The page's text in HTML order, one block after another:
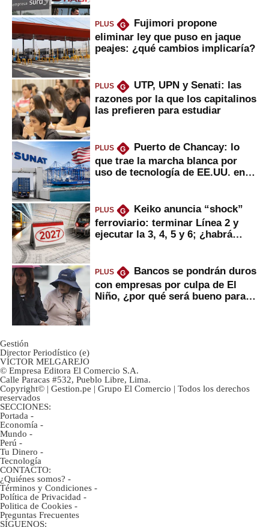
PLUS G
Fujimori propone
eliminar ley que puso en jaque
peajes: ¿qué cambios implicaría?
PLUS G
UTP, UPN y Senati: las
razones por la que los capitalinos
las prefieren para estudiar
PLUS G
Puerto de Chancay: lo
que trae la marcha blanca por
uso de tecnología de EE.UU. en
PLUS G
Keiko anuncia “shock”
ferroviario: terminar Línea 2 y
ejecutar la 3, 4, 5 y 6; ¿habrá
PLUS G
Bancos se pondrán duros
con empresas por culpa de El
Niño, ¿por qué será bueno para
Gestión
Director Periodístico (e)
VÍCTOR MELGAREJO
© Empresa Editora El Comercio S.A.
Calle Paracas #532, Pueblo Libre, Lima.
Copyright© | Gestion.pe | Grupo El Comercio | Todos los derechos
reservados
SECCIONES:
Portada -
Economía -
Mundo -
Perú -
Tu Dinero -
Tecnología
CONTACTO:
¿Quiénes somos? -
Términos y Condiciones -
Política de Privacidad -
Politica de Cookies -
Preguntas Frecuentes
SÍGUENOS: